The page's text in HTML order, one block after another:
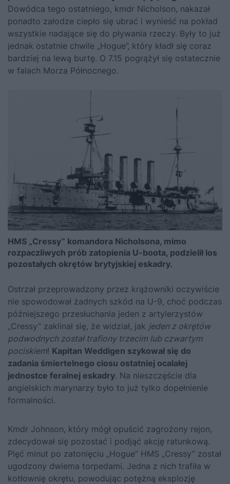
Dowódca tego ostatniego, kmdr Nicholson, nakazał
ponadto załodze ciepło się ubrać i wynieść na pokład
wszystkie nadające się do pływania rzeczy. Były to już
jednak ostatnie chwile „Hogue”, który kładł się coraz
bardziej na lewą burtę. O 7.15 pogrążył się ostatecznie
w falach Morza Północnego.
HMS „Cressy” komandora Nicholsona, mimo
rozpaczliwych prób zatopienia U-boota, podzielił los
pozostałych okrętów brytyjskiej eskadry.
Ostrzał przeprowadzony przez krążowniki oczywiście
nie spowodował żadnych szkód na U-9, choć podczas
późniejszego przesłuchania jeden z artylerzystów
„Cressy” zaklinał się, że widział, jak jeden z okrętów
podwodnych został trafiony trzecim lub czwartym
pociskiem! Kapitan Weddigen szykował się do
zadania śmiertelnego ciosu ostatniej ocalałej
jednostce feralnej eskadry. Na nieszczęście dla
angielskich marynarzy było to już tylko dopełnienie
formalności.
Kmdr Johnson, który mógł opuścić zagrożony rejon,
zdecydował się pozostać i podjąć akcję ratunkową.
Pięć minut po zatonięciu „Hogue” HMS „Cressy” został
ugodzony dwiema torpedami. Jedna z nich trafiła w
kotłownię okrętu, powodując potężną eksplozję